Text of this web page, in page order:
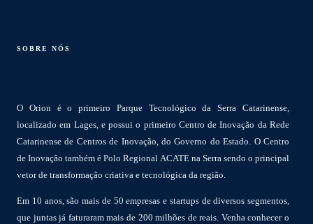
SOBRE NÓS
O Orion é o primeiro Parque Tecnológico da Serra Catarinense,
localizado em Lages, e possui o primeiro Centro de Inovação da Rede
Catarinense de Centros de Inovação, do Governo do Estado. O Centro
de Inovação também é Polo Regional ACATE na Serra sendo o principal
vetor de transformação criativa e tecnológica da região.
Em 10 anos, são mais de 50 empresas e startups de diversos segmentos,
que juntas já faturaram mais de 200 milhões de reais. Venha conhecer o